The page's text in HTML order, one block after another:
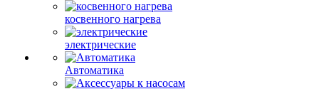
косвенного нагрева
электрические
Автоматика